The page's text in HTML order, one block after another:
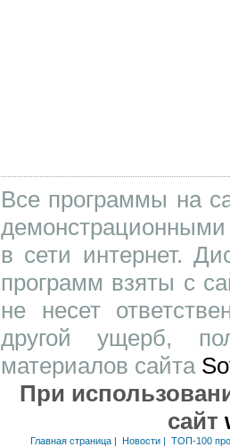
Все программы на
в сети интернет.
программ взяты с
не несет
другой ущерб,
материалов сайта
При
сайт
Главная страница| Новости| ТОП-100